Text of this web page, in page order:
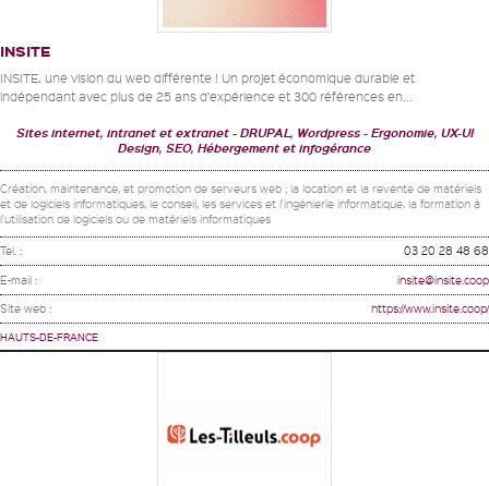
INSITE
INSITE, une vision du web différente ! Un projet économique durable et
indépendant avec plus de 25 ans d’expérience et 300 références en...
Sites internet, intranet et extranet DRUPAL, Wordpress
Ergonomie, UX-UI
Design, SEO, Hébergement et infogérance
Création, maintenance, et promotion de serveurs web ; la location et la revente de matériels
et de logiciels informatiques, le conseil, les services et l'ingénierie informatique, la formation à
l'utilisation de logiciels ou de matériels informatiques
Tel. : 03 20 28 48 68
E-mail : insite@insite.coop
Site web : https://www.insite.coop/
HAUTS-DE-FRANCE